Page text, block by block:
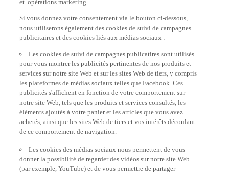
Si vous donnez votre consentement via le bouton ci-dessous,
nous utiliserons également des cookies de suivi de campagnes
publicitaires et des cookies liés aux médias sociaux :
Les cookies de suivi de campagnes publicatires sont utilisés
pour vous montrer les publicités pertinentes de nos produits et
services sur notre site Web et sur les sites Web de tiers, y compris
les plateformes de médias sociaux telles que Facebook. Ces
publicités s'affichent en fonction de votre comportement sur
notre site Web, tels que les produits et services consultés, les
éléments ajoutés à votre panier et les articles que vous avez
achetés, ainsi que les sites Web de tiers et vos intérêts découlant
de ce comportement de navigation.
Les cookies des médias sociaux nous permettent de vous
donner la possibilité de regarder des vidéos sur notre site Web
(par exemple, YouTube) et de vous permettre de partager